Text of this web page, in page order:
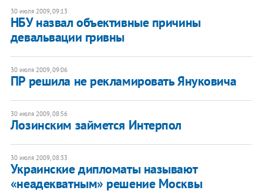
30 июля 2009, 09:13
НБУ назвал объективные причины
девальвации гривны
30 июля 2009, 09:06
ПР решила не рекламировать Януковича
30 июля 2009, 08:56
Лозинским займется Интерпол
30 июля 2009, 08:33
Украинские дипломаты называют
«неадекватным» решение Москвы